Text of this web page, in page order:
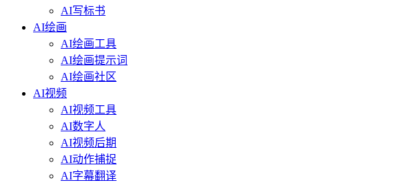
AI写标书
AI绘画
AI绘画工具
AI绘画提示词
AI绘画社区
AI视频
AI视频工具
AI数字人
AI视频后期
AI动作捕捉
AI字幕翻译